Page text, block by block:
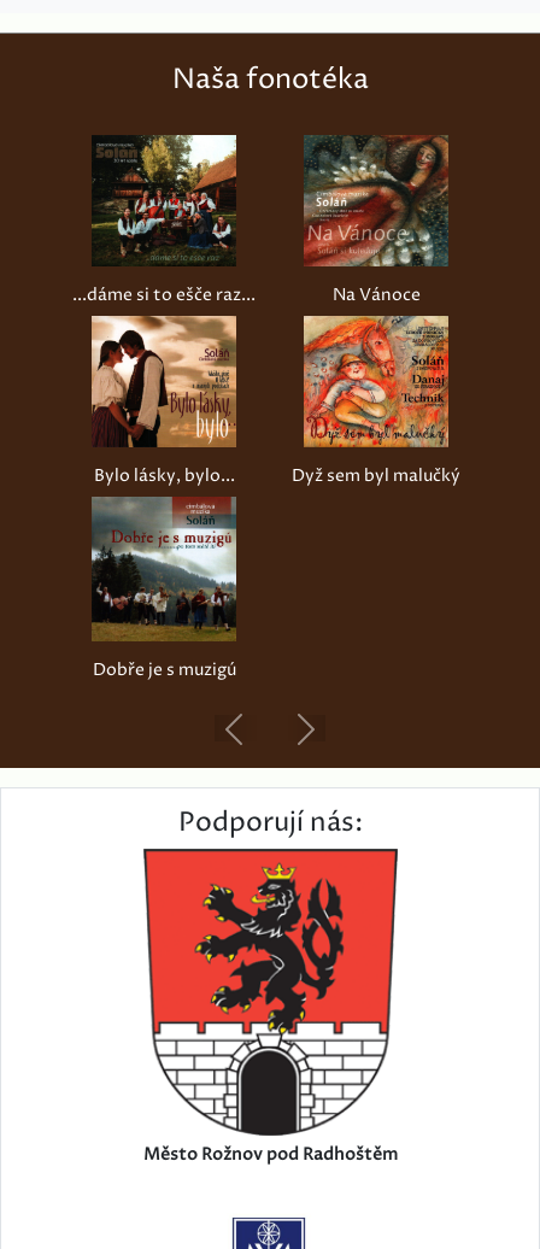
Naša fonotéka
...dáme si to ešče raz... Na Vánoce
Bylo lásky, bylo... Dyž sem byl malučký
Dobře je s muzigú
Previous
Podporují nás:
Město Rožnov pod Radhoštěm